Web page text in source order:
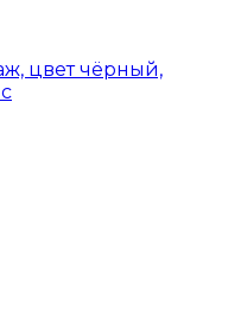
цвет чёрный,